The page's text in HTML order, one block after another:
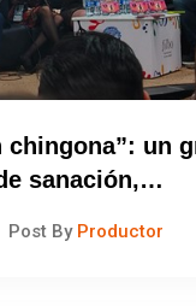
chingona”: un
sanación,
Post By Productor